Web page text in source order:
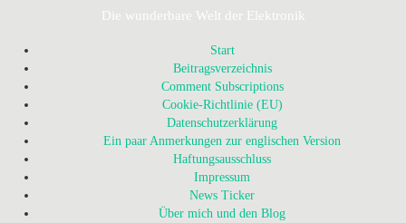
Die wunderbare Welt der Elektronik
Start
Beitragsverzeichnis
Comment Subscriptions
Cookie-Richtlinie (EU)
Datenschutzerklärung
Ein paar Anmerkungen zur englischen Version
Haftungsausschluss
Impressum
News Ticker
Über mich und den Blog